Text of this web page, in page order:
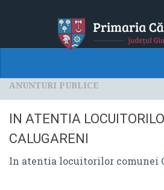
MONOGRAFIE
DATE ISTORICE
HOME
Localitatea
MONOGRAFIE
DATE ISTORICE
ANUNTURI PUBLICE
IN ATENTIA
CALUGARENI
In atentia locuitorilor comunei